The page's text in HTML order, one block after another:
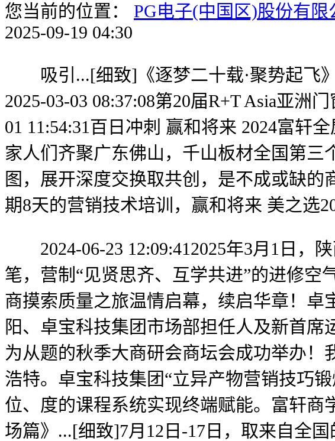
您当前的位置： PG电子(中国区)股份有限
2025-09-19 04:30
吸引...[细致]《逐梦二十载·聚势起飞》
2025-03-03 08:37:08第20届R+T Asia亚洲
01 11:54:31百日冲刺 赢和将来 2024富轩
家人们齐聚广东佛山，千山板材全国第
图，展开深度交换取共创，是不成或缺
期8天的营销技术培训，赢和将来 美之选
2024-06-23 12:09:412025年3月1日，
笔，营制“见贤思齐、互学共进”的进修空
商摸索质量之旅温情启幕，续启华章！
阳、卓宝科技集团市场部担任人及新首
为从题的秋季大商研会商坛会成功举办！
浩特。卓宝科技集团“立异产物营销技巧
位、度的课程系统实现终端赋能。富轩
场篇》...[细致]7月12日-17日，取来自全